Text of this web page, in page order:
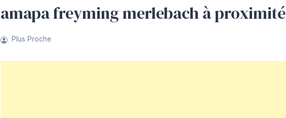
amapa freyming merlebach à proximité
Plus Proche